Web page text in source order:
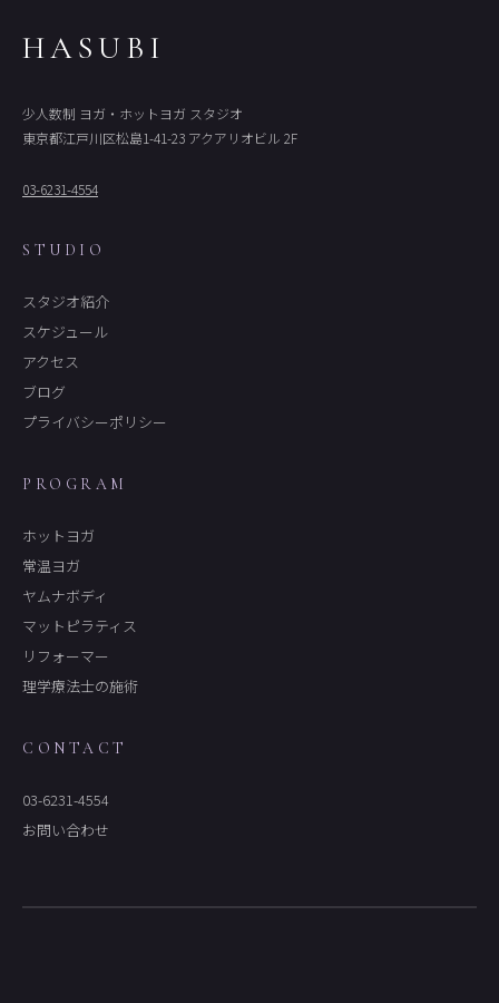
HASUBI
少人数制 ヨガ・ホットヨガ スタジオ
東京都江戸川区松島1-41-23 アクアリオビル 2F
03-6231-4554
STUDIO
スタジオ紹介
スケジュール
アクセス
ブログ
プライバシーポリシー
PROGRAM
ホットヨガ
常温ヨガ
ヤムナボディ
マットピラティス
リフォーマー
理学療法士の施術
CONTACT
03-6231-4554
お問い合わせ